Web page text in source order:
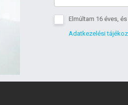
Elmúltam 16 éves,
Adatkezelési